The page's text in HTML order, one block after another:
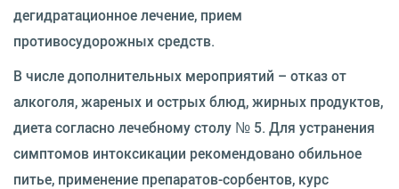
дегидратационное лечение, прием
противосудорожных средств.
В числе дополнительных мероприятий – отказ от
алкоголя, жареных и острых блюд, жирных продуктов,
диета согласно лечебному столу № 5. Для устранения
симптомов интоксикации рекомендовано обильное
питье, применение препаратов-сорбентов, курс